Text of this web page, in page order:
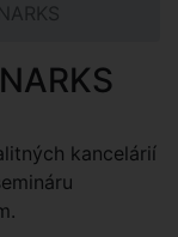
kancelárií